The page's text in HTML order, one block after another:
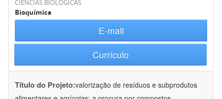
CIÊNCIAS BIOLÓGICAS
Bioquímica
E-mail
Currículo
Título do Projeto:valorização de resíduos e subprodutos